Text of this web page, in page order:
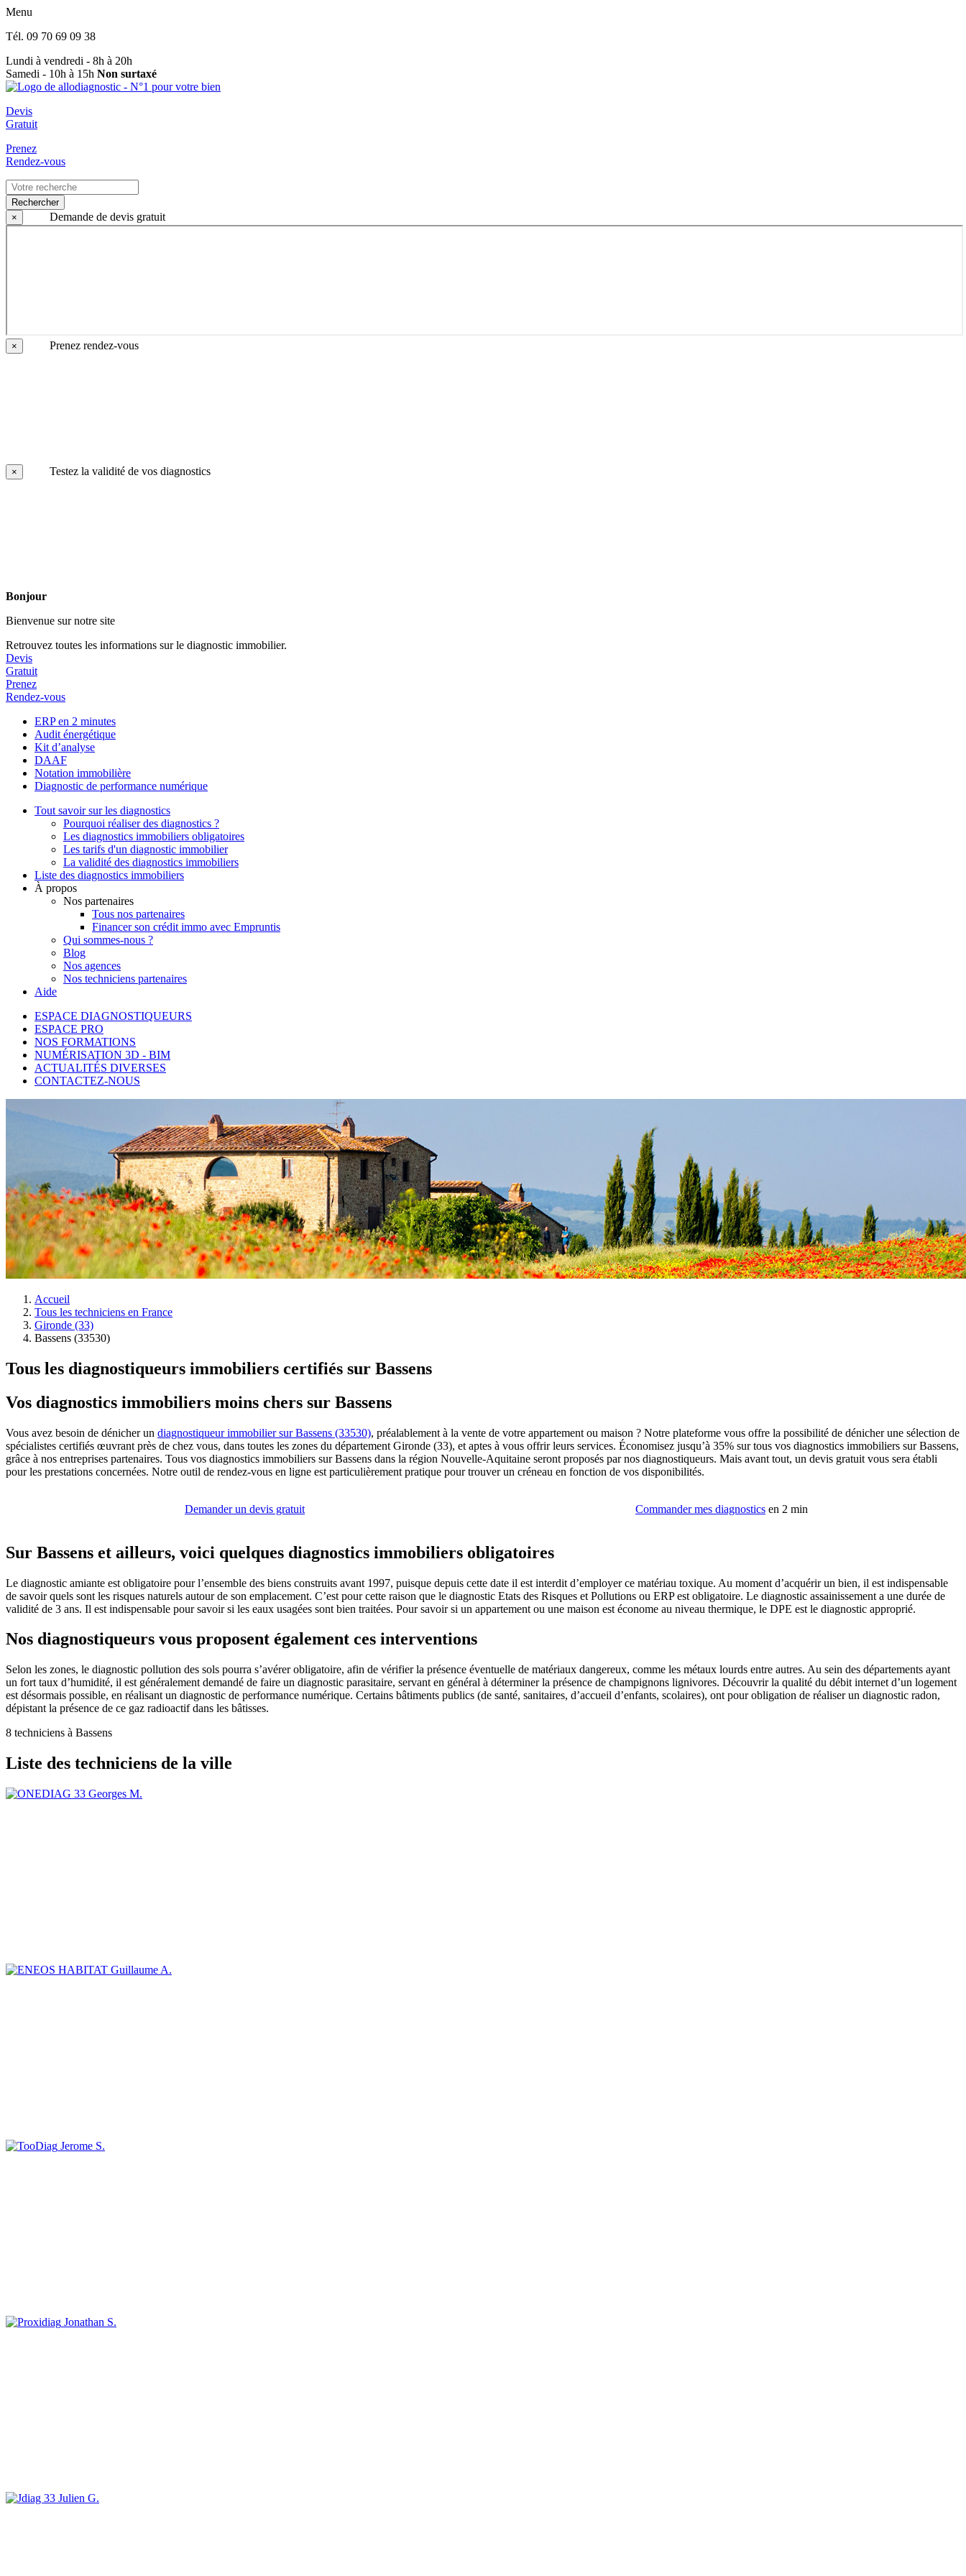
Menu
Tél. 09 70 69 09 38
Lundi à vendredi - 8h à 20h
Samedi - 10h à 15h Non surtaxé
Devis
Gratuit
Prenez
Rendez-vous
Rechercher
×
Demande de devis gratuit
× Prenez rendez-vous
× Testez la validité de vos diagnostics
Bonjour
Bienvenue sur notre site
Retrouvez toutes les informations sur le diagnostic immobilier.
Devis
Gratuit
Prenez
Rendez-vous
ERP en 2 minutes
Audit énergétique
Kit d’analyse
DAAF
Notation immobilière
Diagnostic de performance numérique
Tout savoir sur les diagnostics
Pourquoi réaliser des diagnostics ?
Les diagnostics immobiliers obligatoires
Les tarifs d'un diagnostic immobilier
La validité des diagnostics immobiliers
Liste des diagnostics immobiliers
À propos
Nos partenaires
Tous nos partenaires
Financer son crédit immo avec Empruntis
Qui sommes-nous ?
Blog
Nos agences
Nos techniciens partenaires
Aide
ESPACE DIAGNOSTIQUEURS
ESPACE PRO
NOS FORMATIONS
NUMÉRISATION 3D - BIM
ACTUALITÉS DIVERSES
CONTACTEZ-NOUS
Accueil
Tous les techniciens en France
Gironde (33)
Bassens (33530)
Tous les diagnostiqueurs immobiliers certifiés sur Bassens
Vos diagnostics immobiliers moins chers sur Bassens
Vous avez besoin de dénicher un diagnostiqueur immobilier sur Bassens (33530), préalablement à la vente de votre appartement ou maison ? Notre plateforme vous offre la possibilité de dénicher une sélection de
spécialistes certifiés œuvrant près de chez vous, dans toutes les zones du département Gironde (33), et aptes à vous offrir leurs services. Économisez jusqu’à 35% sur tous vos diagnostics immobiliers sur Bassens,
grâce à nos entreprises partenaires. Tous vos diagnostics immobiliers sur Bassens dans la région Nouvelle-Aquitaine seront proposés par nos diagnostiqueurs. Mais avant tout, un devis gratuit vous sera établi
pour les prestations concernées. Notre outil de rendez-vous en ligne est particulièrement pratique pour trouver un créneau en fonction de vos disponibilités.
Demander un devis gratuit Commander mes diagnostics en 2 min
Sur Bassens et ailleurs, voici quelques diagnostics immobiliers obligatoires
Le diagnostic amiante est obligatoire pour l’ensemble des biens construits avant 1997, puisque depuis cette date il est interdit d’employer ce matériau toxique. Au moment d’acquérir un bien, il est indispensable
de savoir quels sont les risques naturels autour de son emplacement. C’est pour cette raison que le diagnostic Etats des Risques et Pollutions ou ERP est obligatoire. Le diagnostic assainissement a une durée de
validité de 3 ans. Il est indispensable pour savoir si les eaux usagées sont bien traitées. Pour savoir si un appartement ou une maison est économe au niveau thermique, le DPE est le diagnostic approprié.
Nos diagnostiqueurs vous proposent également ces interventions
Selon les zones, le diagnostic pollution des sols pourra s’avérer obligatoire, afin de vérifier la présence éventuelle de matériaux dangereux, comme les métaux lourds entre autres. Au sein des départements ayant
un fort taux d’humidité, il est généralement demandé de faire un diagnostic parasitaire, servant en général à déterminer la présence de champignons lignivores. Découvrir la qualité du débit internet d’un logement
est désormais possible, en réalisant un diagnostic de performance numérique. Certains bâtiments publics (de santé, sanitaires, d’accueil d’enfants, scolaires), ont pour obligation de réaliser un diagnostic radon,
dépistant la présence de ce gaz radioactif dans les bâtisses.
8 techniciens à Bassens
Liste des techniciens de la ville
Georges M.
Guillaume A.
Jerome S.
Jonathan S.
Julien G.